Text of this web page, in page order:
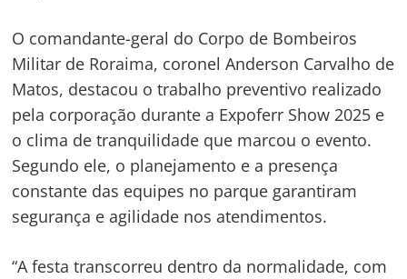
O comandante-geral do Corpo de Bombeiros
Militar de Roraima, coronel Anderson Carvalho de
Matos, destacou o trabalho preventivo realizado
pela corporação durante a Expoferr Show 2025 e
o clima de tranquilidade que marcou o evento.
Segundo ele, o planejamento e a presença
constante das equipes no parque garantiram
segurança e agilidade nos atendimentos.
“A festa transcorreu dentro da normalidade, com